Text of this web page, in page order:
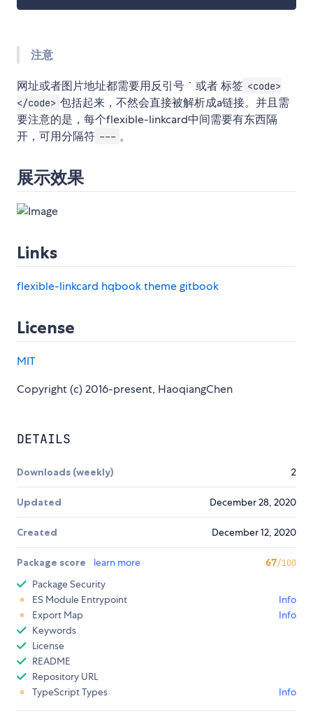
注意
网址或者图片地址都需要用反引号 ` 或者 标签 <code>
</code> 包括起来，不然会直接被解析成a链接。并且需
要注意的是，每个flexible-linkcard中间需要有东西隔
开，可用分隔符 --- 。
展示效果
Links
flexible-linkcard hqbookthemegitbook
License
MIT
Copyright (c) 2016-present, HaoqiangChen
DETAILS
Downloads (weekly) 2
Updated December 28, 2020
Created December 12, 2020
Package score learn more 67/100
Package Security
ES Module Entrypoint
Info
Export Map
Info
Keywords
License
README
Repository URL
TypeScript Types
Info